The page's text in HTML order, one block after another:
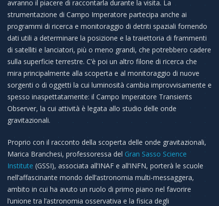
avranno il piacere di raccontarla durante la visita. La
strumentazione di Campo Imperatore partecipa anche ai
programmi di ricerca e monitoraggio di detriti spaziali fornendo
dati utili a determinare la posizione e la traiettoria di frammenti
di satelliti e lanciatori, più o meno grandi, che potrebbero cadere
sulla superficie terrestre. C’è poi un altro filone di ricerca che
mira principalmente alla scoperta e al monitoraggio di nuove
sorgenti o di oggetti la cui luminosità cambia improvvisamente e
spesso inaspettatamente: il Campo Imperatore Transients
Observer, la cui attività è legata allo studio delle onde
gravitazionali.
Proprio con il racconto della scoperta delle onde gravitazionali,
Marica Branchesi, professoressa del Gran Sasso Science
Institute (GSSI), associata all’INAF e all’INFN, porterà le scuole
nell’affascinante mondo dell’astronomia multi-messaggera,
ambito in cui ha avuto un ruolo di primo piano nel favorire
l’unione tra l’astronomia osservativa e la fisica degli